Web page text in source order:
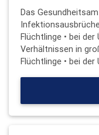
Das
Flüchtlinge • bei
Verhältnissen in
Flüchtlinge • bei der